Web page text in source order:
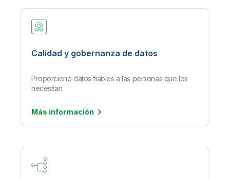
Calidad y gobernanza de datos
Proporcione datos fiables a las personas que los
necesitan.
Más información